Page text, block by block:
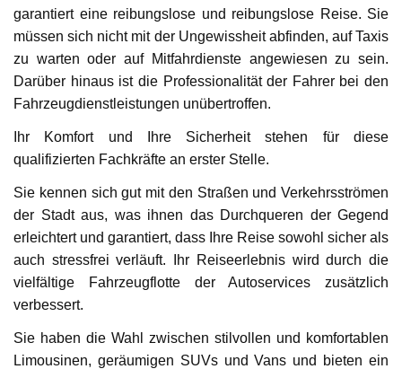
garantiert eine reibungslose und reibungslose Reise. Sie
müssen sich nicht mit der Ungewissheit abfinden, auf Taxis
zu warten oder auf Mitfahrdienste angewiesen zu sein.
Darüber hinaus ist die Professionalität der Fahrer bei den
Fahrzeugdienstleistungen unübertroffen.
Ihr Komfort und Ihre Sicherheit stehen für diese
qualifizierten Fachkräfte an erster Stelle.
Sie kennen sich gut mit den Straßen und Verkehrsströmen
der Stadt aus, was ihnen das Durchqueren der Gegend
erleichtert und garantiert, dass Ihre Reise sowohl sicher als
auch stressfrei verläuft. Ihr Reiseerlebnis wird durch die
vielfältige Fahrzeugflotte der Autoservices zusätzlich
verbessert.
Sie haben die Wahl zwischen stilvollen und komfortablen
Limousinen, geräumigen SUVs und Vans und bieten ein